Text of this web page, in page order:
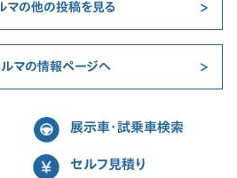
マの他の投稿を見る
ルマの情報ページへ
展示車・試乗車検索
セルフ見積り